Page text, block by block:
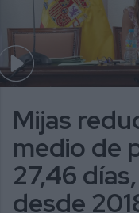
Mijas
medio de
27,46
desde